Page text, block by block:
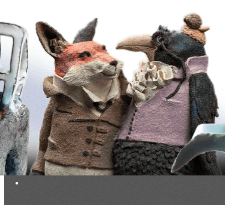
Exporter toutes les colonnes
Exporter uniquement les colonnes affichées
Menu
>
Evénements du Club à venir
Evénements du Club passés
Vie du Club (réservé membres)
Documentation exclusive membres
Base photos exclusive membres
Ajoutez un logo, un bouton, des réseaux sociaux
Cliquez pour éditer